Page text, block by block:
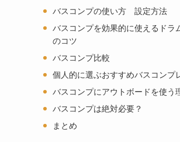
バスコンプの使い方 設定方法
バスコンプを効果的に使えるドラ
のコツ
バスコンプ比較
個人的に選ぶおすすめバスコンプ
バスコンプにアウトボードを使う
バスコンプは絶対必要？
まとめ